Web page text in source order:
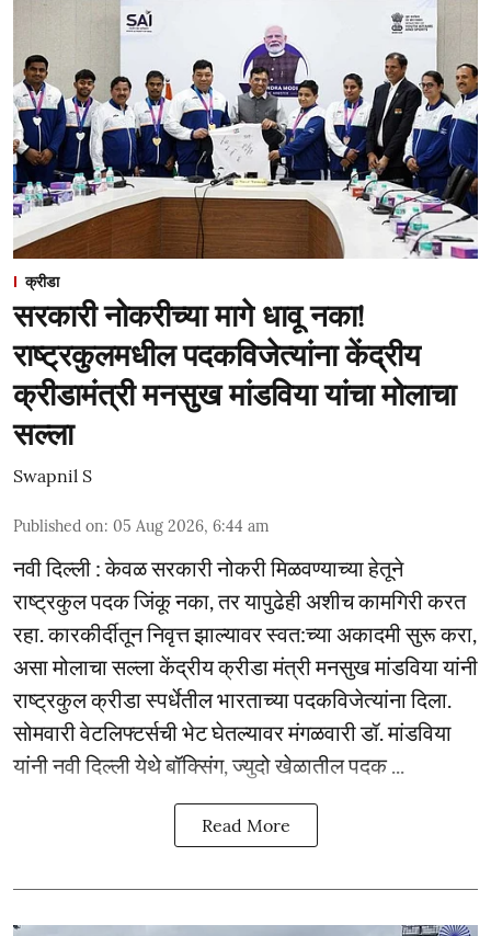
क्रीडा
सरकारी नोकरीच्या मागे धावू नका!
राष्ट्रकुलमधील पदकविजेत्यांना केंद्रीय
क्रीडामंत्री मनसुख मांडविया यांचा मोलाचा
सल्ला
Swapnil S
Published on: 05 Aug 2026, 6:44 am
नवी दिल्ली : केवळ सरकारी नोकरी मिळवण्याच्या हेतूने
राष्ट्रकुल पदक जिंकू नका, तर यापुढेही अशीच कामगिरी करत
रहा. कारकीर्दीतून निवृत्त झाल्यावर स्वत:च्या अकादमी सुरू करा,
असा मोलाचा सल्ला केंद्रीय क्रीडा मंत्री मनसुख मांडविया यांनी
राष्ट्रकुल क्रीडा स्पर्धेतील भारताच्या पदकविजेत्यांना दिला.
सोमवारी वेटलिफ्टर्सची भेट घेतल्यावर मंगळवारी डॉ. मांडविया
यांनी नवी दिल्ली येथे बॉक्सिंग, ज्युदो खेळातील पदक ...
Read More